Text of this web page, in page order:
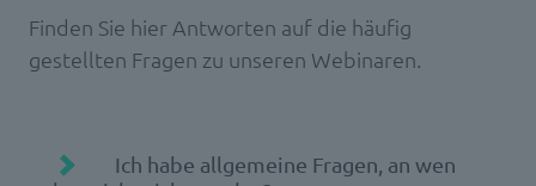
Finden Sie hier Antworten auf die häufig
gestellten Fragen zu unseren Webinaren.
Ich habe allgemeine Fragen, an wen